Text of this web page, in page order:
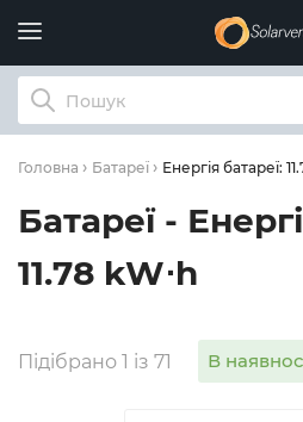
Головна Батареї Енергія батареї:
Батареї -
11.78 kW⋅h
Підібрано 1 із 71 В